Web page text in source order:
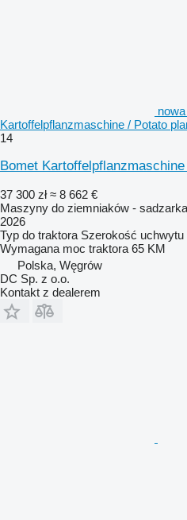
Kartoffelpflanzmaschine / Potato
14
Bomet
37 300 zł ≈ 8 662 €
Maszyny do ziemniaków -
2026
Typ do traktora Szerokość uchwytu
Wymagana moc traktora 65 KM
Polska, Węgrów
DC Sp. z o.o.
Kontakt z dealerem